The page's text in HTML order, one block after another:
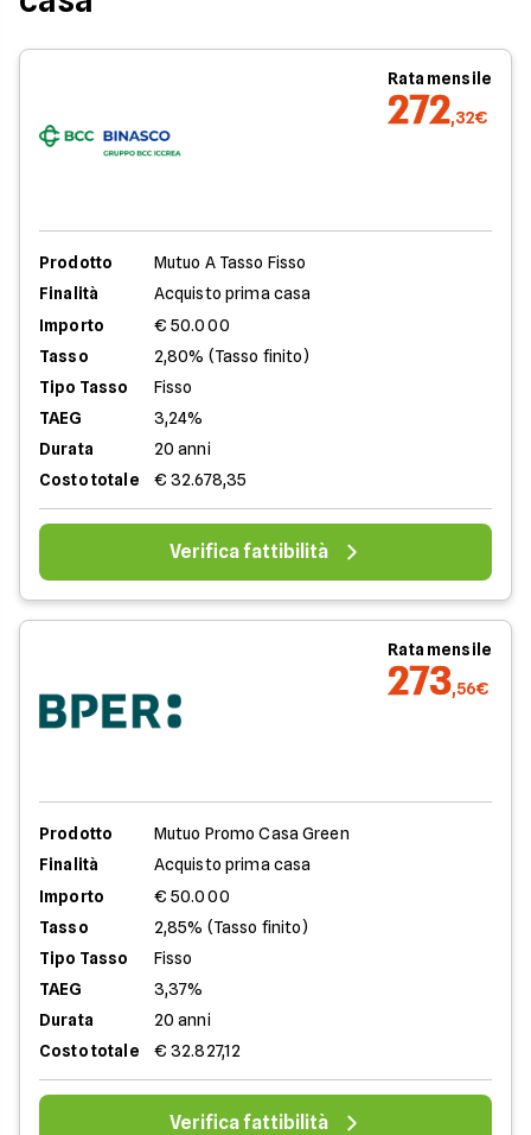
Rata mensile
272,32€
Prodotto
Mutuo A Tasso Fisso
Finalità
Acquisto prima casa
Importo
€ 50.000
Tasso
2,80% (Tasso finito)
Tipo Tasso
Fisso
TAEG
3,24%
Durata
20 anni
Costo totale
€ 32.678,35
Verifica fattibilità
Rata mensile
273,56€
Prodotto
Mutuo Promo Casa Green
Finalità
Acquisto prima casa
Importo
€ 50.000
Tasso
2,85% (Tasso finito)
Tipo Tasso
Fisso
TAEG
3,37%
Durata
20 anni
Costo totale
€ 32.827,12
Verifica fattibilità